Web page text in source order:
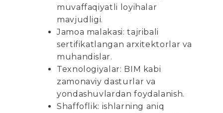
muvaffaqiyatli loyihalar
mavjudligi.
Jamoa malakasi: tajribali
sertifikatlangan arxitektorlar va
muhandislar.
Texnologiyalar: BIM kabi
zamonaviy dasturlar va
yondashuvlardan foydalanish.
Shaffoflik: ishlarning aniq